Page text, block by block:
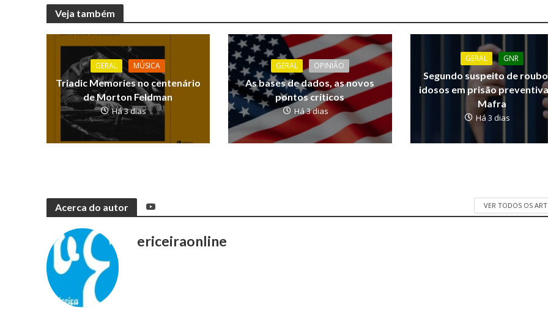
Veja também
GERAL MÚSICA
Triadic Memories no centenário
de Morton Feldman
Há 3 dias
GERAL OPINIÃO
As bases de dados, as novos
pontos críticos
Há 3 dias
GERAL GNR
Segundo suspeito de
idosos em prisão
Mafra
Há 3 dias
Acerca do autor VER TODOS OS
ericeiraonline